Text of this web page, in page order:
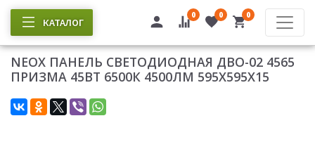
КАТАЛОГ
0 0 0
NEOX ПАНЕЛЬ СВЕТОДИОДНАЯ ДВО-02 4565
ПРИЗМА 45ВТ 6500К 4500ЛМ 595Х595Х15